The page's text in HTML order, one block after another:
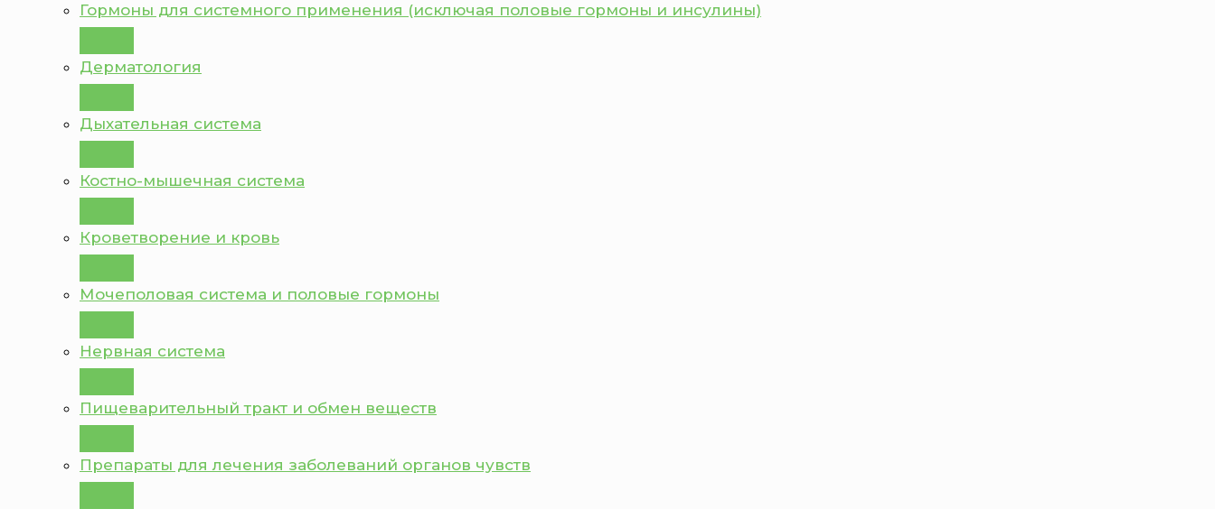
Гормоны для системного применения (исключая половые гормоны и инсулины)
Дерматология
Дыхательная система
Костно-мышечная система
Кроветворение и кровь
Мочеполовая система и половые гормоны
Нервная система
Пищеварительный тракт и обмен веществ
Препараты для лечения заболеваний органов чувств